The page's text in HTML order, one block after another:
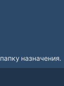
назначения.